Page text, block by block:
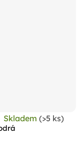
Skladem (>5 ks)